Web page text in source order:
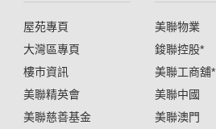
屋苑專頁
大灣區專頁
樓市資訊
美聯精英會
美聯慈善基金
美聯物業
鋑聯控股*
美聯工商舖*
美聯中國
美聯澳門